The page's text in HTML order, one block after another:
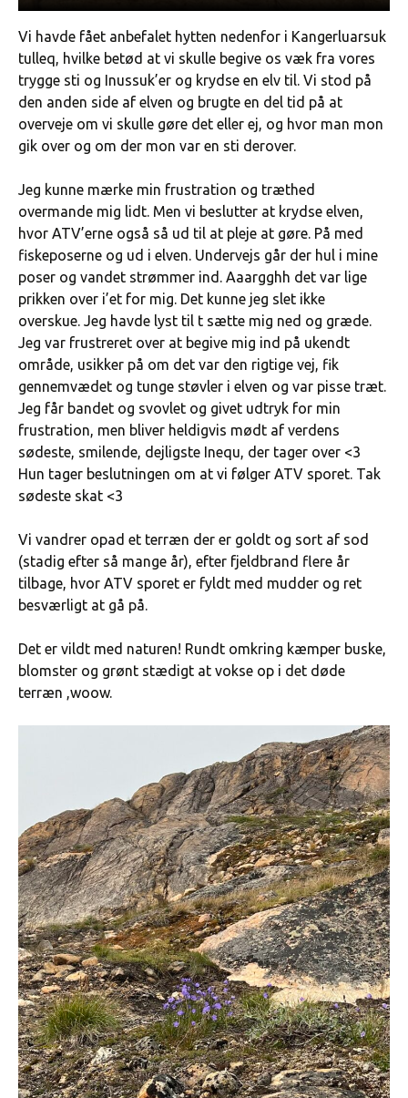
Vi havde fået anbefalet hytten nedenfor i Kangerluarsuk
tulleq, hvilke betød at vi skulle begive os væk fra vores
trygge sti og Inussuk’er og krydse en elv til. Vi stod på
den anden side af elven og brugte en del tid på at
overveje om vi skulle gøre det eller ej, og hvor man mon
gik over og om der mon var en sti derover.
Jeg kunne mærke min frustration og træthed
overmande mig lidt. Men vi beslutter at krydse elven,
hvor ATV’erne også så ud til at pleje at gøre. På med
fiskeposerne og ud i elven. Undervejs går der hul i mine
poser og vandet strømmer ind. Aaargghh det var lige
prikken over i’et for mig. Det kunne jeg slet ikke
overskue. Jeg havde lyst til t sætte mig ned og græde.
Jeg var frustreret over at begive mig ind på ukendt
område, usikker på om det var den rigtige vej, fik
gennemvædet og tunge støvler i elven og var pisse træt.
Jeg får bandet og svovlet og givet udtryk for min
frustration, men bliver heldigvis mødt af verdens
sødeste, smilende, dejligste Inequ, der tager over <3
Hun tager beslutningen om at vi følger ATV sporet. Tak
sødeste skat <3
Vi vandrer opad et terræn der er goldt og sort af sod
(stadig efter så mange år), efter fjeldbrand flere år
tilbage, hvor ATV sporet er fyldt med mudder og ret
besværligt at gå på.
Det er vildt med naturen! Rundt omkring kæmper buske,
blomster og grønt stædigt at vokse op i det døde
terræn ,woow.